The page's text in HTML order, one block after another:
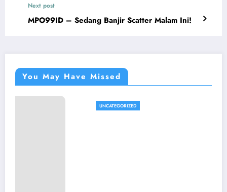
Next post
MPO99ID – Sedang Banjir Scatter Malam Ini!
You May Have Missed